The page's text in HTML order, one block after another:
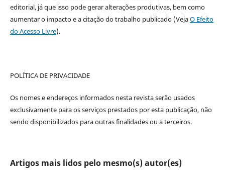
editorial, já que isso pode gerar alterações produtivas, bem como
aumentar o impacto e a citação do trabalho publicado (VejaO Efeito
do Acesso Livre).
POLÍTICA DE PRIVACIDADE
Os nomes e endereços informados nesta revista serão usados
exclusivamente para os serviços prestados por esta publicação, não
sendo disponibilizados para outras finalidades ou a terceiros.
Artigos mais lidos pelo mesmo(s) autor(es)